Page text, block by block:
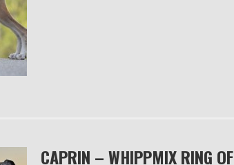
CAPRIN – WHIPPMIX RING OF